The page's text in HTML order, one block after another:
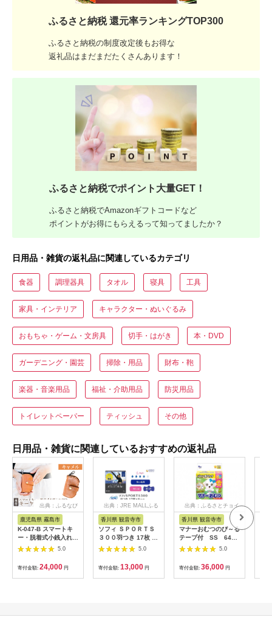
ふるさと納税 還元率ランキングTOP300
ふるさと納税の制度改定後もお得な
返礼品はまだまだたくさんあります！
ふるさと納税でポイント大量GET！
ふるさと納税でAmazonギフトコードなど
ポイントがお得にもらえるって知ってましたか？
日用品・雑貨の返礼品に関連しているカテゴリ
食器 調理器具 タオル 寝具 工具
家具・インテリア キャラクター・ぬいぐるみ
おもちゃ・ゲーム・文房具 切手・はがき 本・DVD
ガーデニング・園芸 掃除・用品 財布・鞄
楽器・音楽用品 福祉・介助用品 防災用品
トイレットペーパー ティッシュ その他
日用品・雑貨に関連しているおすすめの返礼品
出典：ふるなび
鹿児島県 霧島市
K-047-B スマートキ
ー・脱着式小銭入れ付
きキーケース＜キャメ
ル＞【m's】霧島市 革
革製品 牛革 本革 ヌメ
革 キーケース コイン
ケース 小銭入れ ハン
5.0
寄付金額: 24,000 円
出典：JRE MALLふる
さと納税
香川県 観音寺市
ソフィ ＳＰＯＲＴＳ
３００羽つき 17枚 ×8
日用品 生理用品 ナプ
キン ずれに強い スポ
ーツ用 ユニチャーム
5.0
寄付金額: 13,000 円
出典：ふるさとチョイ
香川県 観音寺市
マナーおむつのび～る
テープ付 SS 64枚
× 6袋
5.0
寄付金額: 36,000 円